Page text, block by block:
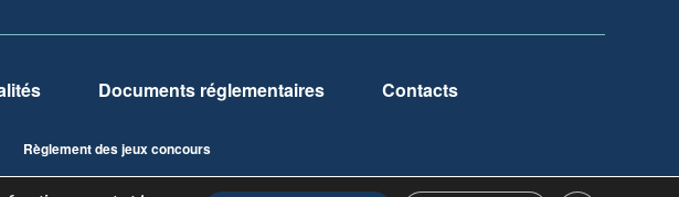
Documents réglementaires Contacts
Règlement des jeux concours